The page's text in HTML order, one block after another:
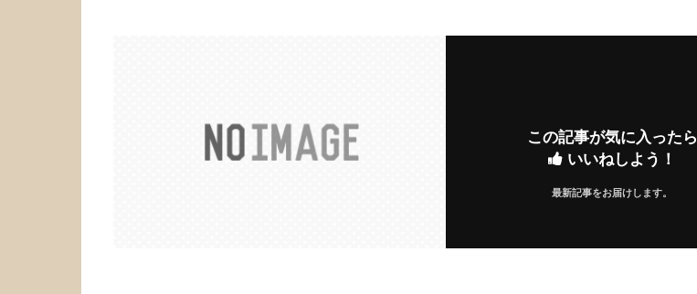
この記事が気に入ったら
いいねしよう！
最新記事をお届けします。